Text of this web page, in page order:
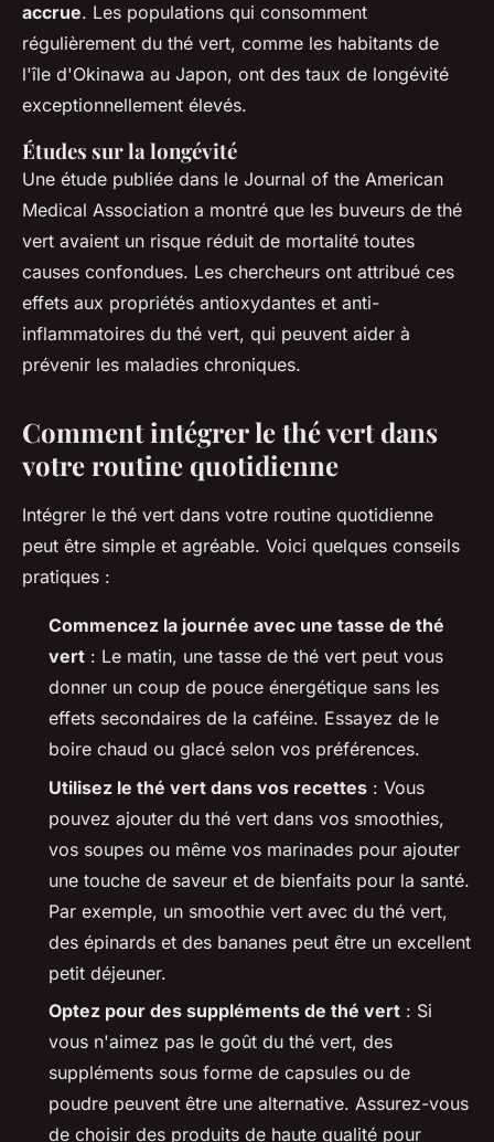
accrue. Les populations qui consomment
régulièrement du thé vert, comme les habitants de
l'île d'Okinawa au Japon, ont des taux de longévité
exceptionnellement élevés.
Études sur la longévité
Une étude publiée dans le Journal of the American
Medical Association a montré que les buveurs de thé
vert avaient un risque réduit de mortalité toutes
causes confondues. Les chercheurs ont attribué ces
effets aux propriétés antioxydantes et anti-
inflammatoires du thé vert, qui peuvent aider à
prévenir les maladies chroniques.
Comment intégrer le thé vert dans
votre routine quotidienne
Intégrer le thé vert dans votre routine quotidienne
peut être simple et agréable. Voici quelques conseils
pratiques :
Commencez la journée avec une tasse de thé
vert : Le matin, une tasse de thé vert peut vous
donner un coup de pouce énergétique sans les
effets secondaires de la caféine. Essayez de le
boire chaud ou glacé selon vos préférences.
Utilisez le thé vert dans vos recettes : Vous
pouvez ajouter du thé vert dans vos smoothies,
vos soupes ou même vos marinades pour ajouter
une touche de saveur et de bienfaits pour la santé.
Par exemple, un smoothie vert avec du thé vert,
des épinards et des bananes peut être un excellent
petit déjeuner.
Optez pour des suppléments de thé vert : Si
vous n'aimez pas le goût du thé vert, des
suppléments sous forme de capsules ou de
poudre peuvent être une alternative. Assurez-vous
de choisir des produits de haute qualité pour